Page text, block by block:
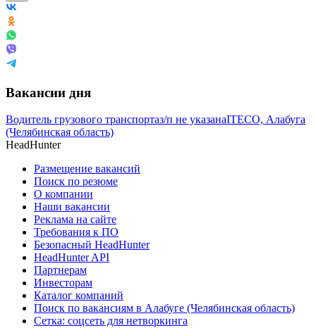
Вакансии дня
Водитель грузового транспортаз/п не указанаITECO, Алабуга
(Челябинская область)
HeadHunter
Размещение вакансий
Поиск по резюме
О компании
Наши вакансии
Реклама на сайте
Требования к ПО
Безопасный HeadHunter
HeadHunter API
Партнерам
Инвесторам
Каталог компаний
Поиск по вакансиям в Алабуге (Челябинская область)
Сетка: соцсеть для нетворкинга